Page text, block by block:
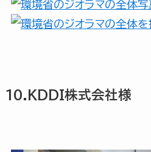
10.KDDI株式会社様